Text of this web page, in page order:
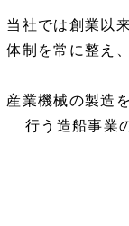
当社では創業以
体制を常に整え
産業機械の製造
行う造船事業